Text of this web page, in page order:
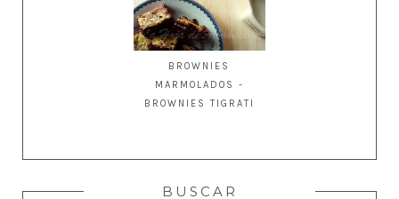
BROWNIES
MARMOLADOS -
BROWNIES TIGRATI
BUSCAR